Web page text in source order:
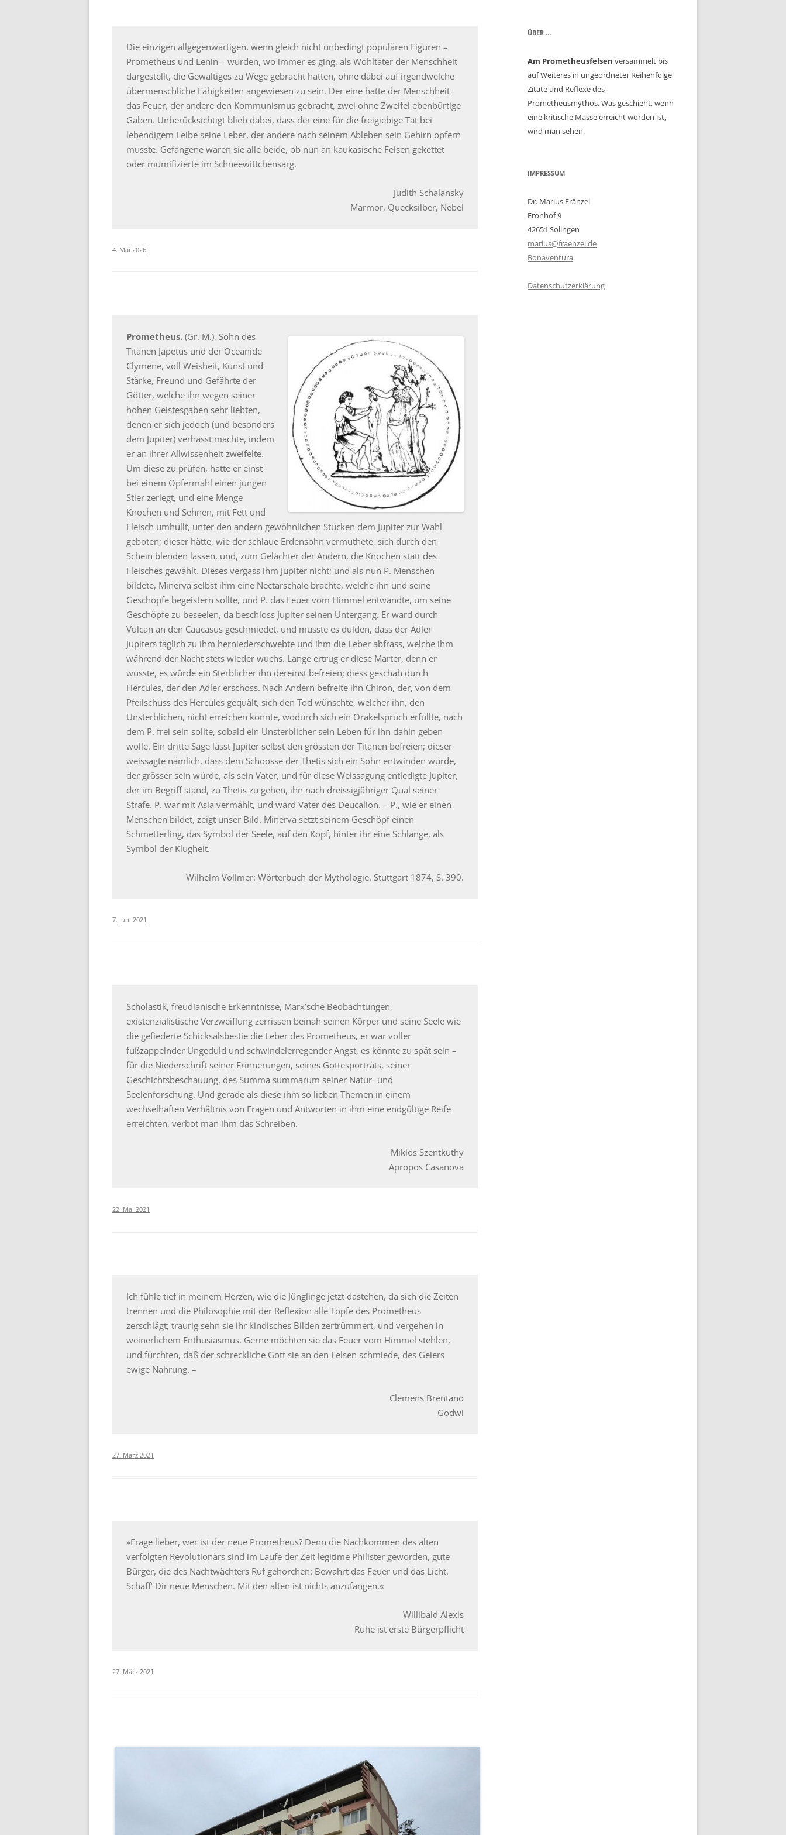
Die einzigen allgegenwärtigen, wenn gleich nicht unbedingt populären Figuren –
Prometheus und Lenin – wurden, wo immer es ging, als Wohltäter der Menschheit
dargestellt, die Gewaltiges zu Wege gebracht hatten, ohne dabei auf irgendwelche
übermenschliche Fähigkeiten angewiesen zu sein. Der eine hatte der Menschheit
das Feuer, der andere den Kommunismus gebracht, zwei ohne Zweifel ebenbürtige
Gaben. Unberücksichtigt blieb dabei, dass der eine für die freigiebige Tat bei
lebendigem Leibe seine Leber, der andere nach seinem Ableben sein Gehirn opfern
musste. Gefangene waren sie alle beide, ob nun an kaukasische Felsen gekettet
oder mumifizierte im Schneewittchensarg.
Judith Schalansky
Marmor, Quecksilber, Nebel
4. Mai 2026
Prometheus. (Gr. M.), Sohn des
Titanen Japetus und der Oceanide
Clymene, voll Weisheit, Kunst und
Stärke, Freund und Gefährte der
Götter, welche ihn wegen seiner
hohen Geistesgaben sehr liebten,
denen er sich jedoch (und besonders
dem Jupiter) verhasst machte, indem
er an ihrer Allwissenheit zweifelte.
Um diese zu prüfen, hatte er einst
bei einem Opfermahl einen jungen
Stier zerlegt, und eine Menge
Knochen und Sehnen, mit Fett und
Fleisch umhüllt, unter den andern gewöhnlichen Stücken dem Jupiter zur Wahl
geboten; dieser hätte, wie der schlaue Erdensohn vermuthete, sich durch den
Schein blenden lassen, und, zum Gelächter der Andern, die Knochen statt des
Fleisches gewählt. Dieses vergass ihm Jupiter nicht; und als nun P. Menschen
bildete, Minerva selbst ihm eine Nectarschale brachte, welche ihn und seine
Geschöpfe begeistern sollte, und P. das Feuer vom Himmel entwandte, um seine
Geschöpfe zu beseelen, da beschloss Jupiter seinen Untergang. Er ward durch
Vulcan an den Caucasus geschmiedet, und musste es dulden, dass der Adler
Jupiters täglich zu ihm herniederschwebte und ihm die Leber abfrass, welche ihm
während der Nacht stets wieder wuchs. Lange ertrug er diese Marter, denn er
wusste, es würde ein Sterblicher ihn dereinst befreien; diess geschah durch
Hercules, der den Adler erschoss. Nach Andern befreite ihn Chiron, der, von dem
Pfeilschuss des Hercules gequält, sich den Tod wünschte, welcher ihn, den
Unsterblichen, nicht erreichen konnte, wodurch sich ein Orakelspruch erfüllte, nach
dem P. frei sein sollte, sobald ein Unsterblicher sein Leben für ihn dahin geben
wolle. Ein dritte Sage lässt Jupiter selbst den grössten der Titanen befreien; dieser
weissagte nämlich, dass dem Schoosse der Thetis sich ein Sohn entwinden würde,
der grösser sein würde, als sein Vater, und für diese Weissagung entledigte Jupiter,
der im Begriff stand, zu Thetis zu gehen, ihn nach dreissigjähriger Qual seiner
Strafe. P. war mit Asia vermählt, und ward Vater des Deucalion. – P., wie er einen
Menschen bildet, zeigt unser Bild. Minerva setzt seinem Geschöpf einen
Schmetterling, das Symbol der Seele, auf den Kopf, hinter ihr eine Schlange, als
Symbol der Klugheit.
Wilhelm Vollmer: Wörterbuch der Mythologie. Stuttgart 1874, S. 390.
7. Juni 2021
Scholastik, freudianische Erkenntnisse, Marx’sche Beobachtungen,
existenzialistische Verzweiflung zerrissen beinah seinen Körper und seine Seele wie
die gefiederte Schicksalsbestie die Leber des Prometheus, er war voller
fußzappelnder Ungeduld und schwindelerregender Angst, es könnte zu spät sein –
für die Niederschrift seiner Erinnerungen, seines Gottesporträts, seiner
Geschichtsbeschauung, des Summa summarum seiner Natur- und
Seelenforschung. Und gerade als diese ihm so lieben Themen in einem
wechselhaften Verhältnis von Fragen und Antworten in ihm eine endgültige Reife
erreichten, verbot man ihm das Schreiben.
Miklós Szentkuthy
Apropos Casanova
22. Mai 2021
Ich fühle tief in meinem Herzen, wie die Jünglinge jetzt dastehen, da sich die Zeiten
trennen und die Philosophie mit der Reflexion alle Töpfe des Prometheus
zerschlägt; traurig sehn sie ihr kindisches Bilden zertrümmert, und vergehen in
weinerlichem Enthusiasmus. Gerne möchten sie das Feuer vom Himmel stehlen,
und fürchten, daß der schreckliche Gott sie an den Felsen schmiede, des Geiers
ewige Nahrung. –
Clemens Brentano
Godwi
27. März 2021
»Frage lieber, wer ist der neue Prometheus? Denn die Nachkommen des alten
verfolgten Revolutionärs sind im Laufe der Zeit legitime Philister geworden, gute
Bürger, die des Nachtwächters Ruf gehorchen: Bewahrt das Feuer und das Licht.
Schaff’ Dir neue Menschen. Mit den alten ist nichts anzufangen.«
Willibald Alexis
Ruhe ist erste Bürgerpflicht
27. März 2021
ÜBER …
Am Prometheusfelsen versammelt bis
auf Weiteres in ungeordneter Reihenfolge
Zitate und Reflexe des
Prometheusmythos. Was geschieht, wenn
eine kritische Masse erreicht worden ist,
wird man sehen.
IMPRESSUM
Dr. Marius Fränzel
Fronhof 9
42651 Solingen
marius@fraenzel.de
Bonaventura
Datenschutzerklärung